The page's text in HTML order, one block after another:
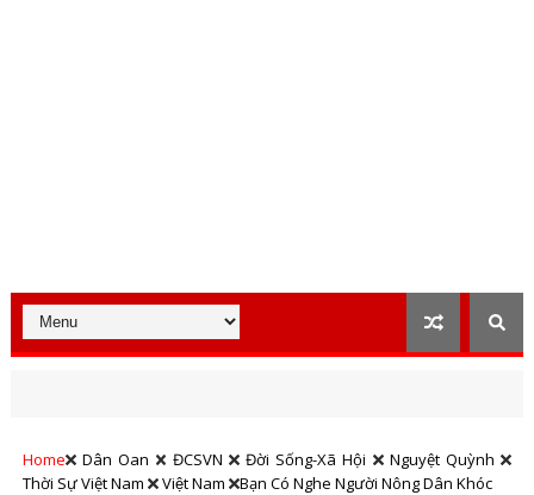
Home Dân Oan ĐCSVN Đời Sống-Xã Hội
Nguyệt Quỳnh
Thời Sự Việt Nam
Việt Nam Bạn Có Nghe Người Nông Dân Khóc